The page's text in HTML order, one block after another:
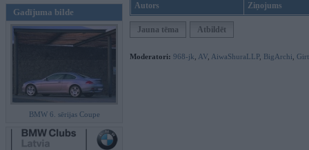
Gadījuma bilde
BMW 6. sērijas Coupe
Autors Ziņojums
Jauna tēma Atbildēt
Moderatori: 968-jk AV AiwaShuraLLP, BigArchi